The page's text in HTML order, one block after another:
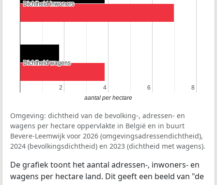
2
2 4
4 6
6 8
8
Dichtheid inwoners
Dichtheid inwoners
Dichtheid wagens
Dichtheid wagens
aantal per hectare
Omgeving: dichtheid van de bevolking-, adressen- en
wagens per hectare oppervlakte in België en in buurt
Bevere-Leemwijk voor 2026 (omgevingsadressendichtheid),
2024 (bevolkingsdichtheid) en 2023 (dichtheid met wagens).
De grafiek toont het aantal adressen-, inwoners- en
wagens per hectare land. Dit geeft een beeld van "de